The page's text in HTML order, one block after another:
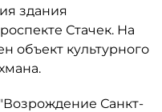
здания
Стачек. На
объект культурного
Санкт-